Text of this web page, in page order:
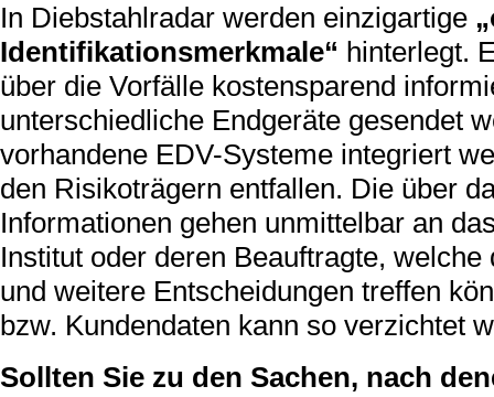
In Diebstahlradar werden einzigartige
Identifikationsmerkmale“ hinterlegt.
über die Vorfälle kostensparend
unterschiedliche Endgeräte gesendet
vorhandene EDV-Systeme integriert
den Risikoträgern entfallen. Die über
Informationen gehen unmittelbar an
Institut oder deren Beauftragte,
und weitere Entscheidungen treffen
bzw. Kundendaten kann so verzichtet
Sollten Sie zu den Sachen, nach